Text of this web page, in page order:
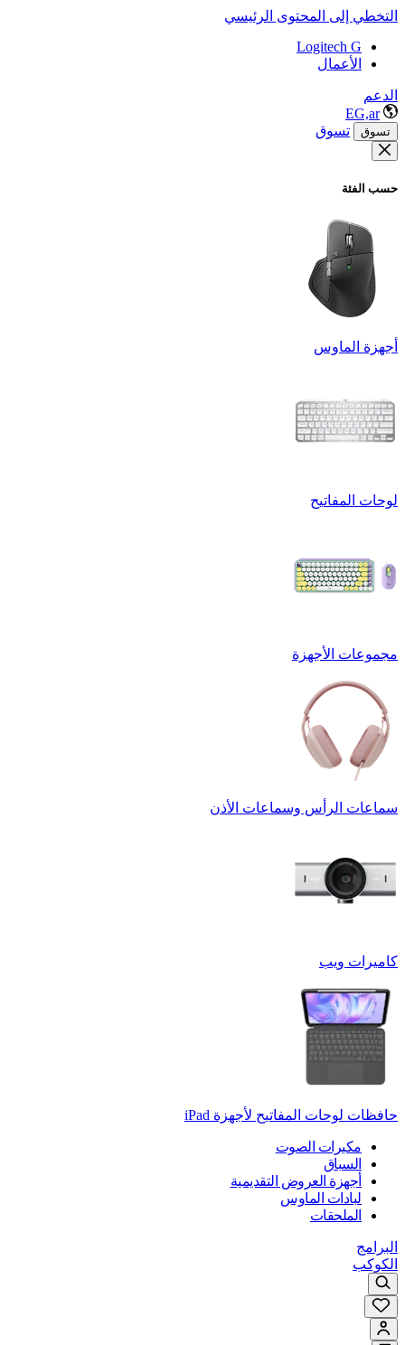
التخطي إلى المحتوى الرئيسي
Logitech G
الأعمال
الدعم
EG,ar
تسوق تسوق
حسب الفئة
أجهزة الماوس
لوحات المفاتيح
مجموعات الأجهزة
سماعات الرأس وسماعات الأذن
كاميرات ويب
حافظات لوحات المفاتيح لأجهزة ‏iPad
مكبرات الصوت
السباق
أجهزة العروض التقديمية
لبادات الماوس
الملحقات
البرامج
الكوكب